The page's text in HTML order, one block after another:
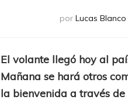
por Lucas Blanco
El volante llegó hoy al
Mañana se hará otros
la bienvenida a través de